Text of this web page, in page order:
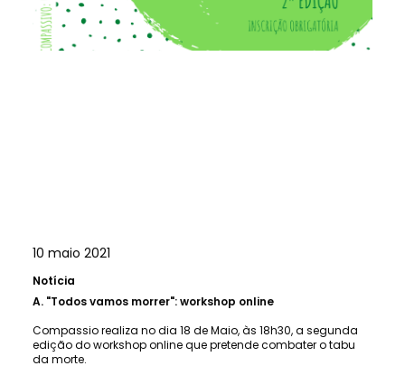
10 maio 2021
Notícia
A. "Todos vamos morrer": workshop online
Compassio realiza no dia 18 de Maio, às 18h30, a segunda
edição do workshop online que pretende combater o tabu
da morte.